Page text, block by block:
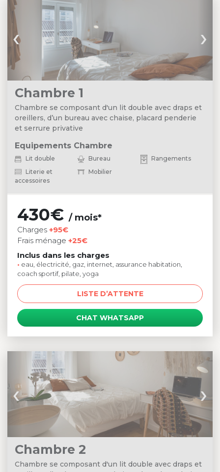
‹ ›
Chambre 1
Chambre se composant d'un lit double avec draps et
oreillers, d’un bureau avec chaise, placard penderie
et serrure privative
Equipements Chambre
Lit double Bureau
Rangements
Literie et
accessoires
Mobilier
430€ / mois*
Charges +95€
Frais ménage +25€
Inclus dans les charges
• eau, électricité, gaz, internet, assurance habitation,
coach sportif, pilate, yoga
LISTE D’ATTENTE
CHAT WHATSAPP
‹ ›
Chambre 2
Chambre se composant d'un lit double avec draps et